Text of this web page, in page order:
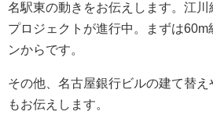
名駅東の動きをお伝えします。江
プロジェクトが進行中。まずは60m
ンからです。
その他、名古屋銀行ビルの建て替
もお伝えします。